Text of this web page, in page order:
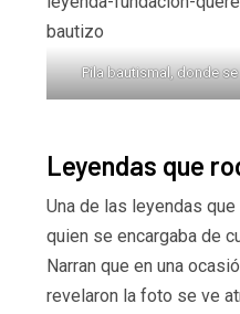
Pila bautismal, donde
Leyendas que
Una de las leyendas
quien se encargaba de
Narran que en una
revelaron la foto se ve